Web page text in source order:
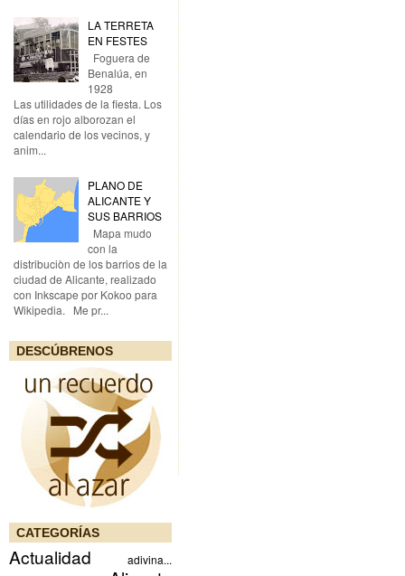
LA TERRETA
EN FESTES
Foguera de
Benalúa, en
1928
Las utilidades de la fiesta. Los
días en rojo alborozan el
calendario de los vecinos, y
anim...
PLANO DE
ALICANTE Y
SUS BARRIOS
Mapa mudo
con la
distribuciòn de los barrios de la
ciudad de Alicante, realizado
con Inkscape por Kokoo para
Wikipedia. Me pr...
DESCÚBRENOS
CATEGORÍAS
Actualidad adivina...